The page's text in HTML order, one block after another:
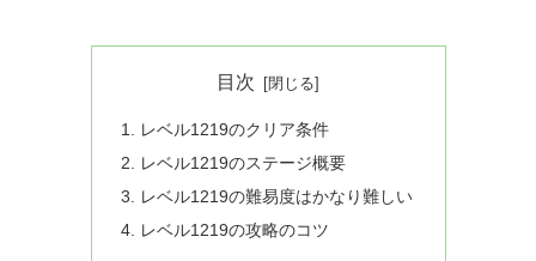
目次
レベル1219のクリア条件
レベル1219のステージ概要
レベル1219の難易度はかなり難しい
レベル1219の攻略のコツ